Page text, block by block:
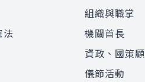
法
組織與職掌
機關首長
資政、國策
儀節活動